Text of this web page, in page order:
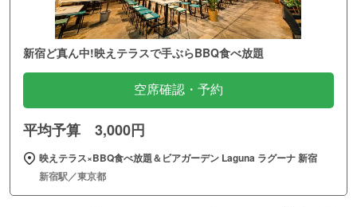
新宿ど真ん中!映えテラスで手ぶらBBQ食べ放題
空席確認・予約
平均予算 3,000円
映えテラス×BBQ食べ放題＆ビアガーデン Laguna ラグーナ 新宿
新宿駅／東京都